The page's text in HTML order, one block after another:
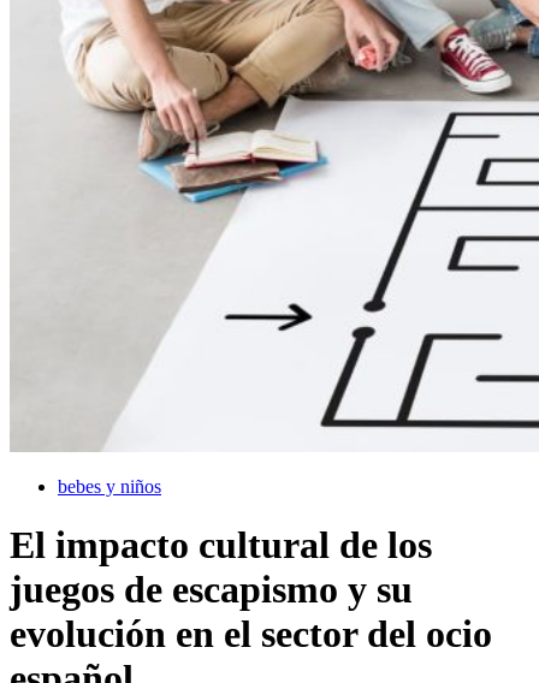
bebes y niños
El impacto cultural de los
juegos de escapismo y su
evolución en el sector del ocio